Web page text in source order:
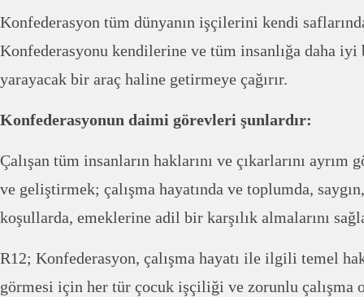
Konfederasyon tüm dünyanın işçilerini kendi
Konfederasyonu kendilerine ve tüm insanlığa daha iyi
yarayacak bir araç haline getirmeye çağırır.
Konfederasyonun daimi görevleri şunlardır:
Çalışan tüm insanların haklarını ve çıkarlarını ayrım
ve geliştirmek; çalışma hayatında ve toplumda,
koşullarda, emeklerine adil bir karşılık almalarını
R12; Konfederasyon, çalışma hayatı ile ilgili temel
görmesi için her tür çocuk işçiliği ve zorunlu çalışma